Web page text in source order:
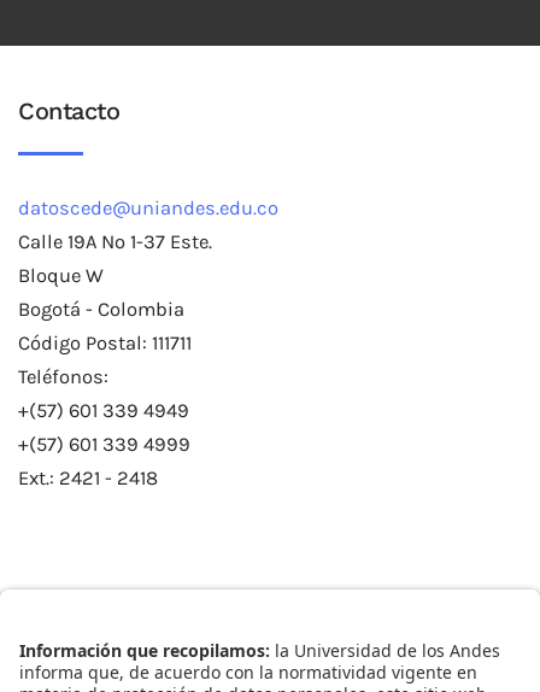
Contacto
datoscede@uniandes.edu.co
Calle 19A No 1-37 Este.
Bloque W
Bogotá - Colombia
Código Postal: 111711
Teléfonos:
+(57) 601 339 4949
+(57) 601 339 4999
Ext.: 2421 - 2418